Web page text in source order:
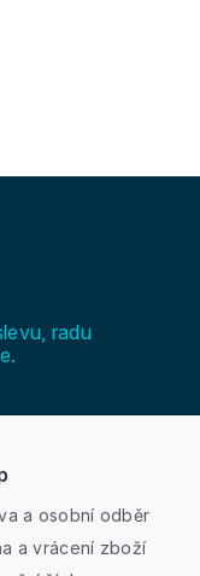
radu
a osobní odběr
a vrácení zboží